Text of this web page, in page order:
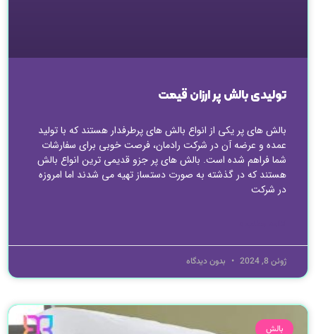
تولیدی بالش پر ارزان قیمت
بالش های پر یکی از انواع بالش های پرطرفدار هستند که با تولید
عمده و عرضه آن در شرکت رادمان، فرصت خوبی برای سفارشات
شما فراهم شده است. بالش های پر جزو قدیمی ترین انواع بالش
هستند که در گذشته به صورت دستساز تهیه می شدند اما امروزه
در شرکت
ژوئن 8, 2024 بدون دیدگاه
بالش